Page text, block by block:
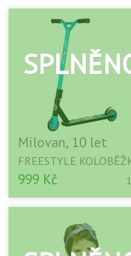
Milovan, 10 let
FREESTYLE
999 Kč